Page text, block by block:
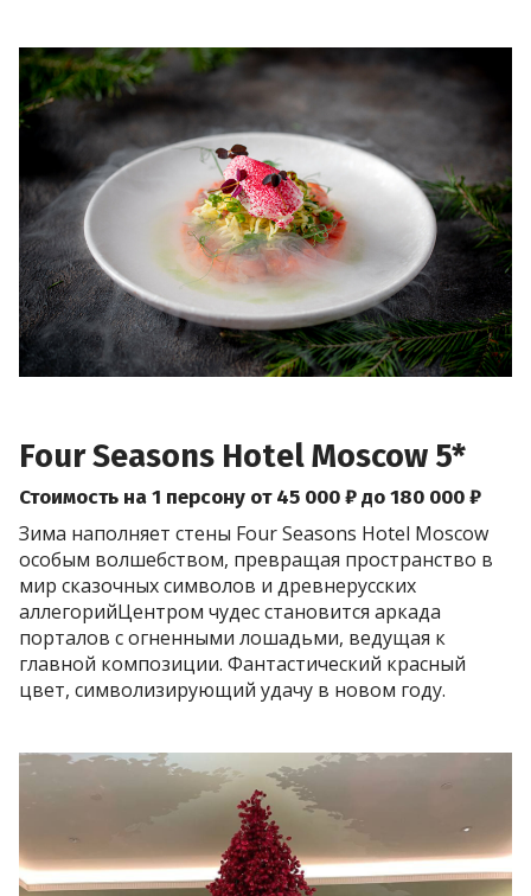
Four Seasons Hotel Moscow 5*
Стоимость на 1 персону от 45 000 ₽ до 180 000 ₽
Зима наполняет стены Four Seasons Hotel Moscow
особым волшебством, превращая пространство в
мир сказочных символов и древнерусских
аллегорийЦентром чудес становится аркада
порталов с огненными лошадьми, ведущая к
главной композиции. Фантастический красный
цвет, символизирующий удачу в новом году.